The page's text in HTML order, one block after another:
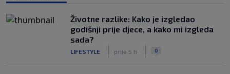
Životne razlike: Kako je izgledao
godišnji prije djece, a kako mi izgleda
sada?
LIFESTYLE prije 5 h 0